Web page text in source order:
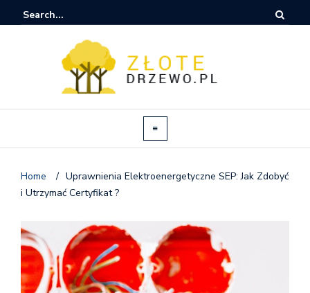
Home / Uprawnienia Elektroenergetyczne SEP: Jak Zdobyć
i Utrzymać Certyfikat ?